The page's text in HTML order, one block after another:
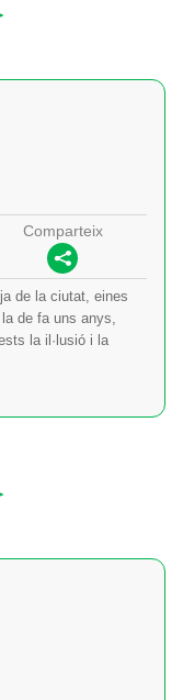
Comparteix
de la ciutat, eines
de fa uns anys,
la il·lusió i la